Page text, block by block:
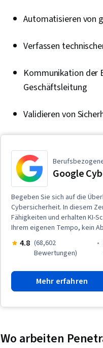
Automatisieren von
Verfassen
Kommunikation der
Geschäftsleitung
Validieren von
Google
Begeben Sie sich auf die
Cybersicherheit. In diesem
Fähigkeiten und erhalten KI-
Ihrem eigenen Tempo, kein
4.8 (68,602
Bewertungen)
Mehr erfahren
Wo arbeiten